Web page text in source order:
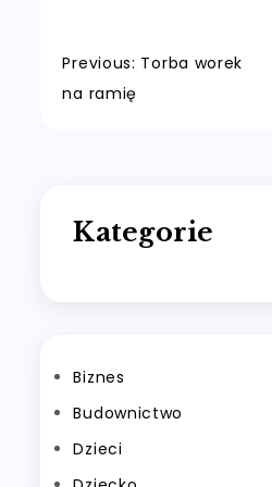
Previous: Torba worek
na ramię
Kategorie
Biznes
Budownictwo
Dzieci